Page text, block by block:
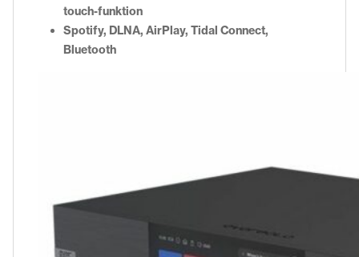
touch-funktion
Spotify, DLNA, AirPlay, Tidal Connect,
Bluetooth